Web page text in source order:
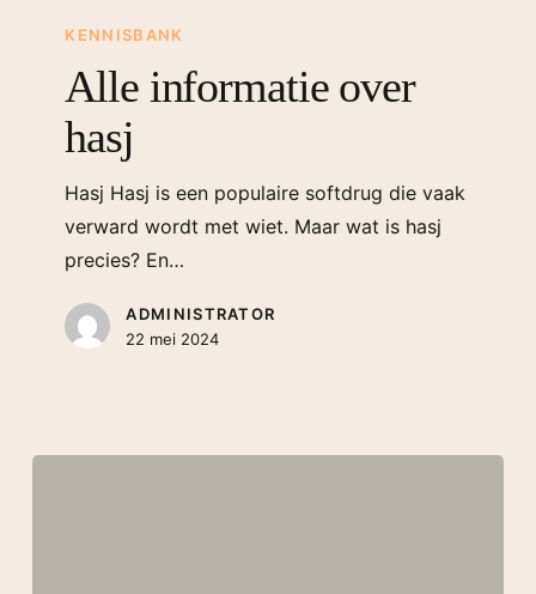
KENNISBANK
Alle informatie over
hasj
Hasj Hasj is een populaire softdrug die vaak
verward wordt met wiet. Maar wat is hasj
precies? En…
ADMINISTRATOR
22 mei 2024